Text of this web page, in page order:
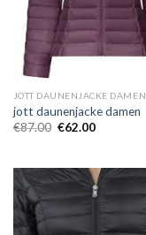
JOTT DAUNENJACKE DAMEN
jott daunenjacke damen
€87.00 €62.00